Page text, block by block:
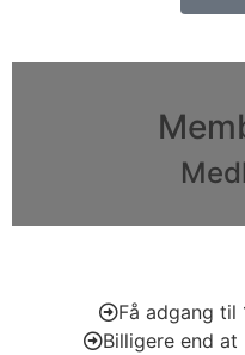
Få adgang til
Billigere end